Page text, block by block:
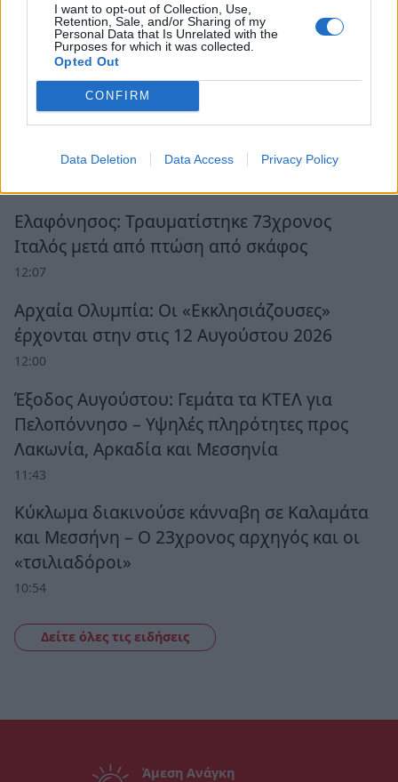
I want to opt-out of Collection, Use,
Retention, Sale, and/or Sharing of my
Personal Data that Is Unrelated with the
Purposes for which it was collected.
Opted Out
CONFIRM
Data Deletion Data Access Privacy Policy
Ροή Ειδήσεων
Η νέα σεζόν του φθινοπώρου, εκλογές
«πρέπει» και «δεν πρέπει»
Ελαφόνησος: Τραυματίστηκε 73χρονος
Ιταλός μετά από πτώση από σκάφος
12:07
Αρχαία Ολυμπία: Οι «Εκκλησιάζουσες»
έρχονται στην στις 12 Αυγούστου 2026
12:00
Έξοδος Αυγούστου: Γεμάτα τα ΚΤΕΛ για
Πελοπόννησο – Υψηλές πληρότητες προς
Λακωνία, Αρκαδία και Μεσσηνία
11:43
Κύκλωμα διακινούσε κάνναβη σε Καλαμάτα
και Μεσσήνη – Ο 23χρονος αρχηγός και οι
«τσιλιαδόροι»
10:54
Δείτε όλες τις ειδήσεις
Άμεση Ανάγκη